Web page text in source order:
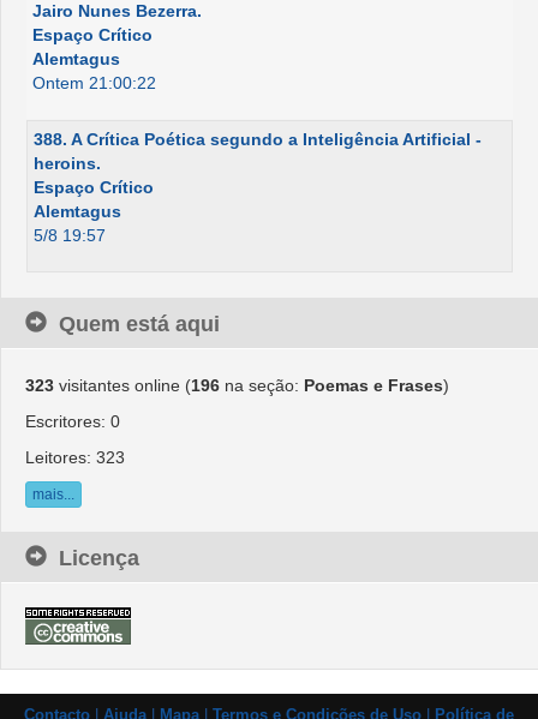
Jairo Nunes Bezerra.
Espaço Crítico
Alemtagus
Ontem 21:00:22
388. A Crítica Poética segundo a Inteligência Artificial -
heroins.
Espaço Crítico
Alemtagus
5/8 19:57
Quem está aqui
323 visitantes online (196 na seção: Poemas e Frases)
Escritores: 0
Leitores: 323
mais...
Licença